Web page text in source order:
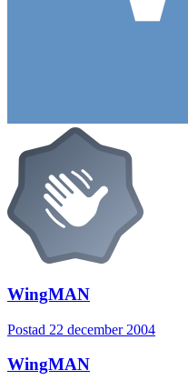
WingMAN
Postad 22 december 2004
WingMAN